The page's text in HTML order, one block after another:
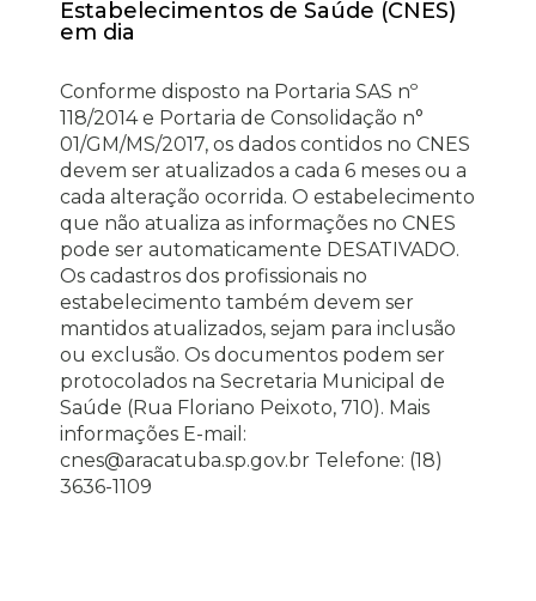
Estabelecimentos de Saúde (CNES)
em dia
Conforme disposto na Portaria SAS nº
118/2014 e Portaria de Consolidação n°
01/GM/MS/2017, os dados contidos no CNES
devem ser atualizados a cada 6 meses ou a
cada alteração ocorrida. O estabelecimento
que não atualiza as informações no CNES
pode ser automaticamente DESATIVADO.
Os cadastros dos profissionais no
estabelecimento também devem ser
mantidos atualizados, sejam para inclusão
ou exclusão. Os documentos podem ser
protocolados na Secretaria Municipal de
Saúde (Rua Floriano Peixoto, 710). Mais
informações E-mail:
cnes@aracatuba.sp.gov.br Telefone: (18)
3636-1109